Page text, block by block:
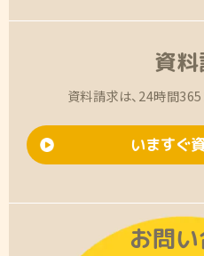
資
資料請求は、24時間365
いますぐ
お問